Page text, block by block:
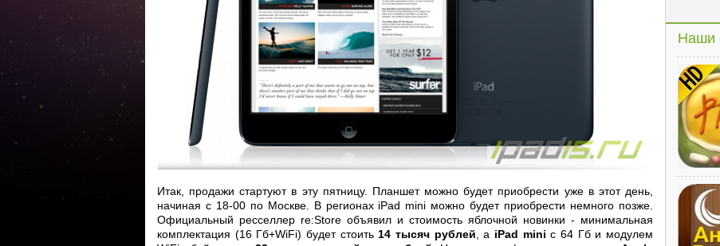
Итак, продажи стартуют в эту пятницу. Планшет можно будет приобрести уже в этот день,
начиная с 18-00 по Москве. В регионах iPad mini можно будет приобрести немного позже.
Официальный ресселлер re:Store объявил и стоимость яблочной новинки - минимальная
комплектация (16 Гб+WiFi) будет стоить 14 тысяч рублей , а iPad mini с 64 Гб и модулем
Наши